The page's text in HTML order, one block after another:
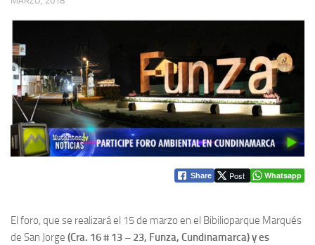
Share Post Whatsapp
El foro, que se realizará el 15 de marzo en el Bibilioparque Marqués
de San Jorge (Cra. 16 # 13 – 23, Funza, Cundinamarca) y es